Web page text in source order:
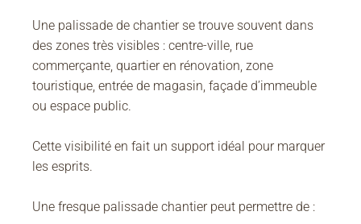
Une palissade de chantier se trouve souvent dans
des zones très visibles : centre-ville, rue
commerçante, quartier en rénovation, zone
touristique, entrée de magasin, façade d’immeuble
ou espace public.
Cette visibilité en fait un support idéal pour marquer
les esprits.
Une fresque palissade chantier peut permettre de :